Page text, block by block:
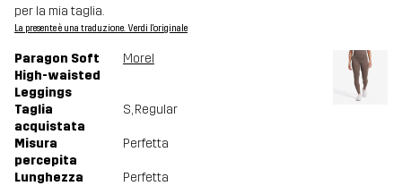
per la mia taglia.
La presente è una traduzione. Verdi l'originale
Paragon Soft
High-waisted
Leggings
Morel
Taglia
acquistata
S, Regular
Misura
percepita
Perfetta
Lunghezza Perfetta